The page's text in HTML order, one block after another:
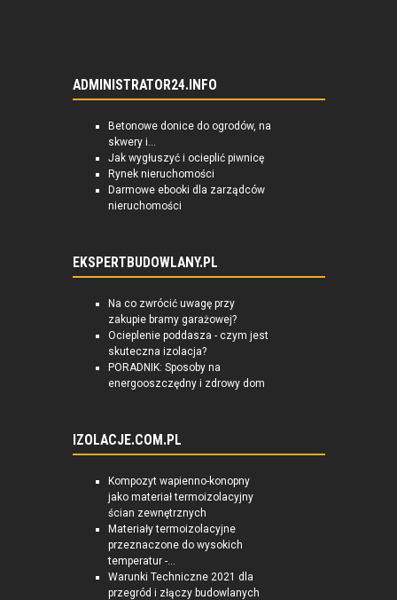
ADMINISTRATOR24.INFO
Betonowe donice do ogrodów, na
skwery i...
Jak wygłuszyć i ocieplić piwnicę
Rynek nieruchomości
Darmowe ebooki dla zarządców
nieruchomości
EKSPERTBUDOWLANY.PL
Na co zwrócić uwagę przy
zakupie bramy garażowej?
Ocieplenie poddasza - czym jest
skuteczna izolacja?
PORADNIK: Sposoby na
energooszczędny i zdrowy dom
IZOLACJE.COM.PL
Kompozyt wapienno-konopny
jako materiał termoizolacyjny
ścian zewnętrznych
Materiały termoizolacyjne
przeznaczone do wysokich
temperatur -...
Warunki Techniczne 2021 dla
przegród i złączy budowlanych